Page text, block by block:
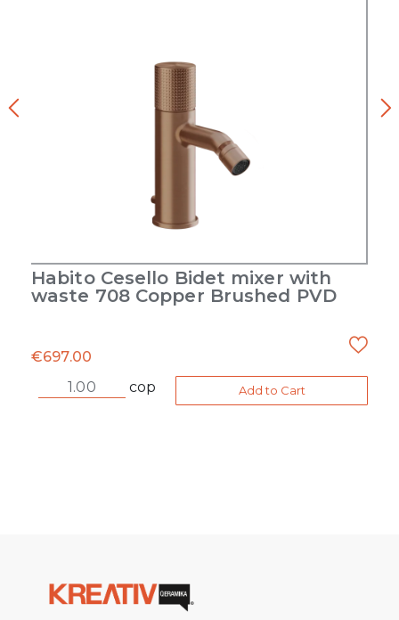
Habito Cesello Bidet mixer with
waste 708 Copper Brushed PVD
€697.00
cop
Add to Cart